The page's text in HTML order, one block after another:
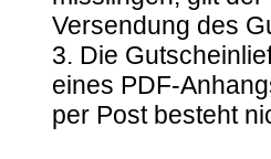
Versendung des
3. Die
eines PDF-
per Post besteht